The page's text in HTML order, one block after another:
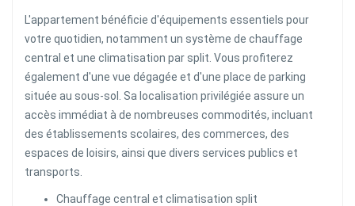
L'appartement bénéficie d'équipements essentiels pour
votre quotidien, notamment un système de chauffage
central et une climatisation par split. Vous profiterez
également d'une vue dégagée et d'une place de parking
située au sous-sol. Sa localisation privilégiée assure un
accès immédiat à de nombreuses commodités, incluant
des établissements scolaires, des commerces, des
espaces de loisirs, ainsi que divers services publics et
transports.
Chauffage central et climatisation split